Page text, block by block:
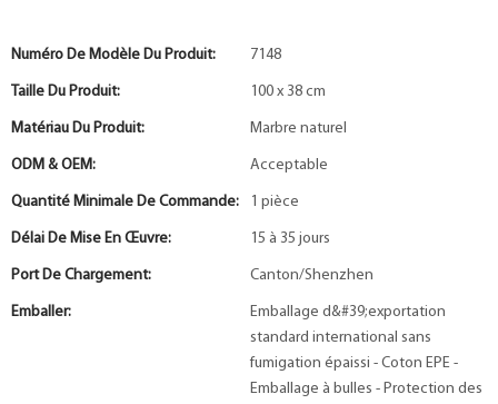
Numéro De Modèle Du Produit: 7148
Taille Du Produit: 100 x 38 cm
Matériau Du Produit: Marbre naturel
ODM & OEM: Acceptable
Quantité Minimale De Commande: 1 pièce
Délai De Mise En Œuvre: 15 à 35 jours
Port De Chargement: Canton/Shenzhen
Emballer:
Emballage d&#39;exportation
standard international sans
fumigation épaissi - Coton EPE -
Emballage à bulles - Protection des